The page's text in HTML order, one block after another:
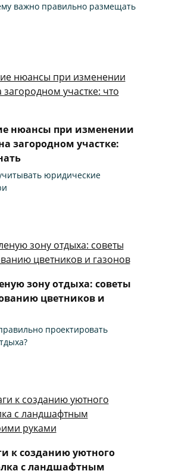
важно правильно размещать
нюансы при изменении
загородном участке:
юридические
зону отдыха: советы
цветников и
проектировать
к созданию уютного
с ландшафтным